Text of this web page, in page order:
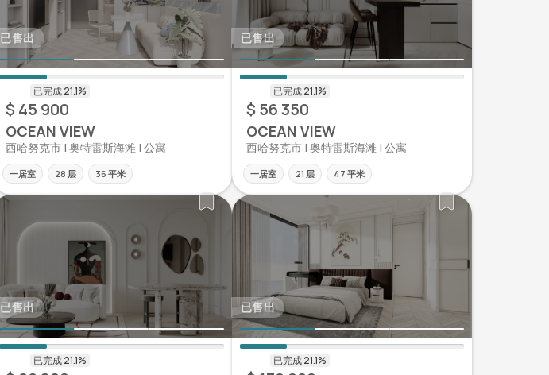
已售出
$ 45 900
OCEAN VIEW
西哈努克市 | 奥特雷斯海滩 | 公寓
一居室 28 层 36 平米
已售出
$ 56 350
OCEAN VIEW
西哈努克市 | 奥特雷斯海滩 | 公寓
一居室 21 层 47 平米
已售出 已售出